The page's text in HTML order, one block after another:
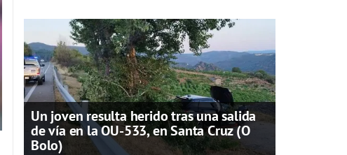
Un joven resulta herido tras una salida
de vía en la OU-533, en Santa Cruz (O
Bolo)